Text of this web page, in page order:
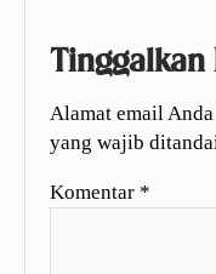
Tinggalkan
Alamat email
yang wajib
Komentar *